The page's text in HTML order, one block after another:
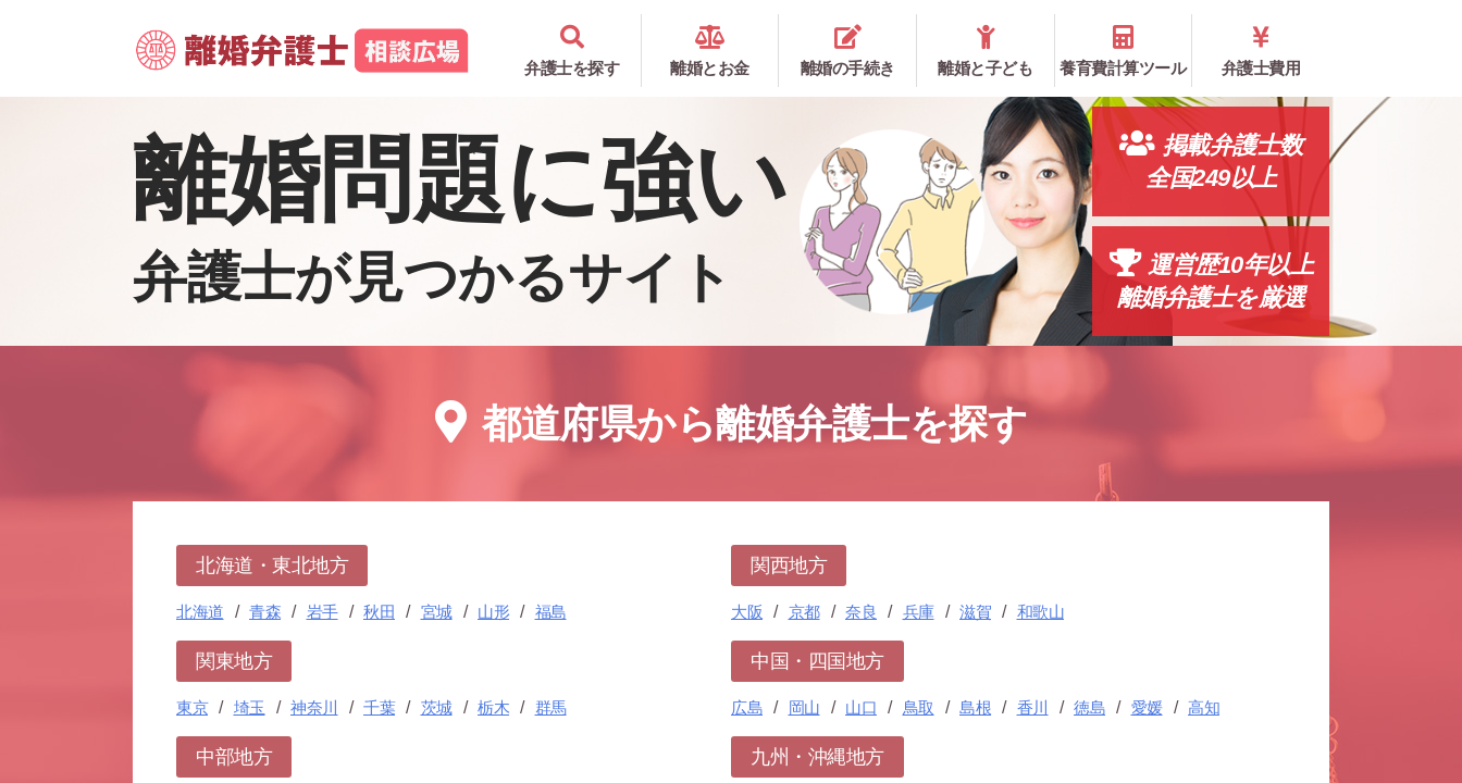
弁護士を探す 離婚とお金 離婚の手続き 離婚と子ども 養育費計算ツール 弁護士費用
離婚問題に強い
弁護士が見つかるサイト
掲載弁護士数
全国249以上
運営歴10年以上
離婚弁護士を厳選
都道府県から離婚弁護士を探す
北海道・東北地方
北海道 青森 岩手 秋田 宮城 山形 福島
関東地方
東京 埼玉 神奈川 千葉 茨城 栃木 群馬
中部地方
関西地方
大阪 京都 奈良 兵庫 滋賀 和歌山
中国・四国地方
広島 岡山 山口 鳥取 島根 香川 徳島 愛媛 高知
九州・沖縄地方